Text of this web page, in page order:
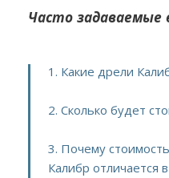
Часто задаваемые
1. Какие дрели
2. Сколько будет
3. Почему
Калибр отличается